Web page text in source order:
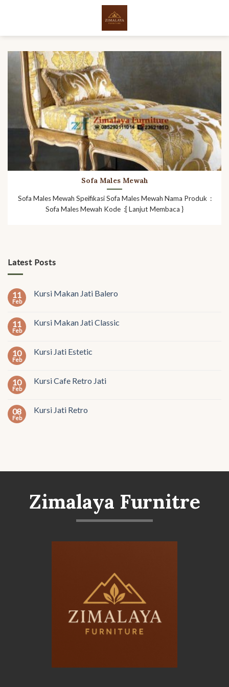
Latest Posts
11
Feb
Kursi Makan Jati Balero
11
Feb
Kursi Makan Jati Classic
10
Feb
Kursi Jati Estetic
10
Feb
Kursi Cafe Retro Jati
08
Feb
Kursi Jati Retro
Sofa Males Mewah
Sofa Males Mewah Speifikasi Sofa Males Mewah Nama Produk :
Sofa Males Mewah Kode :[ Lanjut Membaca }
Zimalaya Furnitre